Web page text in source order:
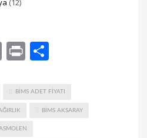
(12)
Email
Print
BIMS ADET FIYATI
BIMS AKSARAY